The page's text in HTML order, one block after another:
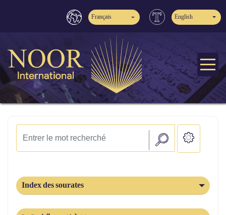
Français English
Index des sourates